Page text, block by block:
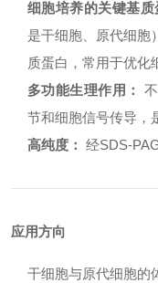
细胞培养的关键基质
是干细胞、原代细胞
质蛋白，常用于优化
多功能生理作用：
节和细胞信号传导，
高纯度： 经SDS-
应用方向
干细胞与原代细胞的